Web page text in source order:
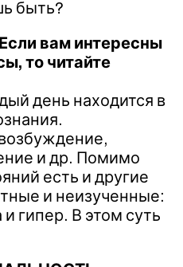
быть?
вам интересны
то читайте
день находится в
и др. Помимо
есть и другие
и неизученные:
гипер. В этом суть